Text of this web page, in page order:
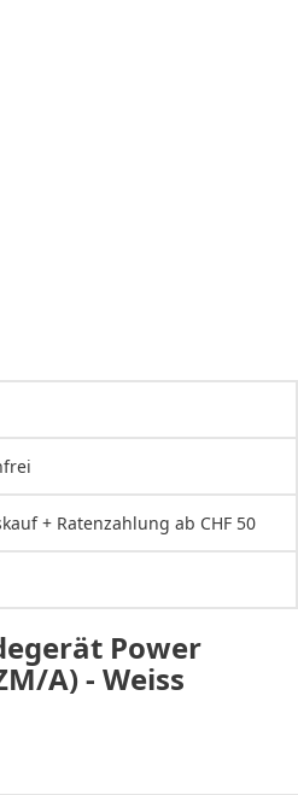
+ Ratenzahlung ab CHF 50
Power
A) - Weiss